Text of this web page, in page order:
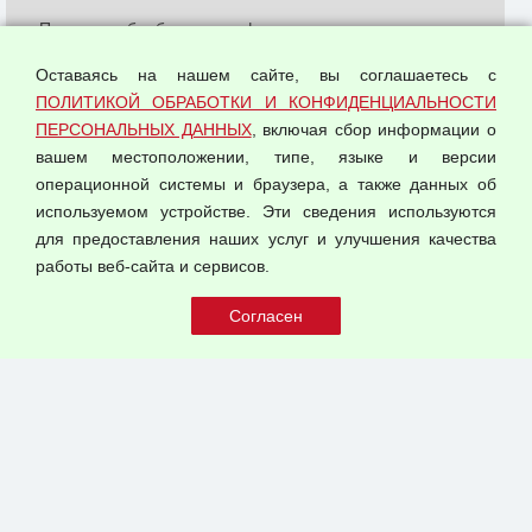
© 2026 ООО "Феникс"
Политика обработки и конфиденциальности
Согласием на обработку персональных данных
Оферта оптовой купли-продажи
Публичная оферта
Оставаясь на нашем сайте, вы соглашаетесь с
ПОЛИТИКОЙ ОБРАБОТКИ И КОНФИДЕНЦИАЛЬНОСТИ
ПЕРСОНАЛЬНЫХ ДАННЫХ, включая сбор информации о
вашем местоположении, типе, языке и версии
операционной системы и браузера, а также данных об
используемом устройстве. Эти сведения используются
для предоставления наших услуг и улучшения качества
работы веб-сайта и сервисов.